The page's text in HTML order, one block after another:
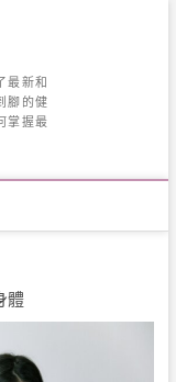
最新和
腳的健
掌握最
體